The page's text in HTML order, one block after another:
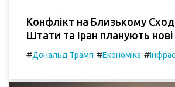
Конфлікт на Близькому
Штати та Іран планують
#Дональд Трамп #Економіка #